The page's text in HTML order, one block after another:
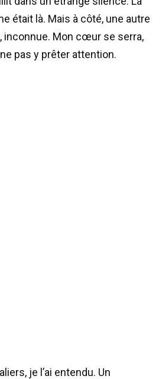
était là. Mais à côté, une autre
inconnue. Mon cœur se serra,
pas y prêter attention.
je l’ai entendu. Un